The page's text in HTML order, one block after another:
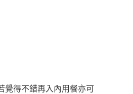
覺得不錯再入內用餐亦可